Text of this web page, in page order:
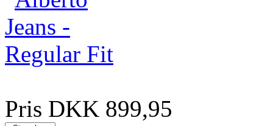
Pris DKK 899,95